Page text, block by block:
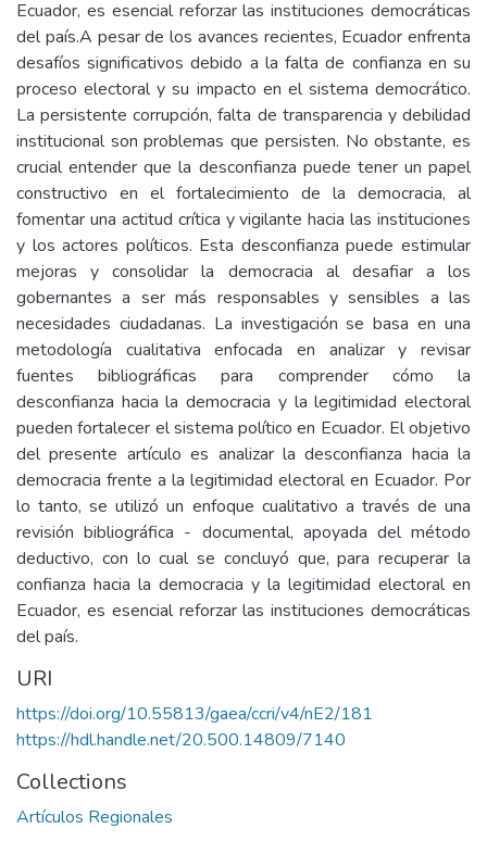
Ecuador, es esencial reforzar las instituciones democráticas
del país.A pesar de los avances recientes, Ecuador enfrenta
desafíos significativos debido a la falta de confianza en su
proceso electoral y su impacto en el sistema democrático.
La persistente corrupción, falta de transparencia y debilidad
institucional son problemas que persisten. No obstante, es
crucial entender que la desconfianza puede tener un papel
constructivo en el fortalecimiento de la democracia, al
fomentar una actitud crítica y vigilante hacia las instituciones
y los actores políticos. Esta desconfianza puede estimular
mejoras y consolidar la democracia al desafiar a los
gobernantes a ser más responsables y sensibles a las
necesidades ciudadanas. La investigación se basa en una
metodología cualitativa enfocada en analizar y revisar
fuentes bibliográficas para comprender cómo la
desconfianza hacia la democracia y la legitimidad electoral
pueden fortalecer el sistema político en Ecuador. El objetivo
del presente artículo es analizar la desconfianza hacia la
democracia frente a la legitimidad electoral en Ecuador. Por
lo tanto, se utilizó un enfoque cualitativo a través de una
revisión bibliográfica - documental, apoyada del método
deductivo, con lo cual se concluyó que, para recuperar la
confianza hacia la democracia y la legitimidad electoral en
Ecuador, es esencial reforzar las instituciones democráticas
del país.
URI
https://doi.org/10.55813/gaea/ccri/v4/nE2/181
https://hdl.handle.net/20.500.14809/7140
Collections
Artículos Regionales